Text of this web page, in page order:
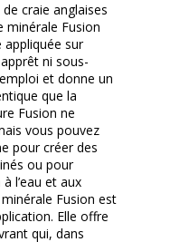
craie anglaises
minérale Fusion
sur
ni sous-
et donne un
que la
Fusion ne
vous pouvez
pour créer des
ou pour
l’eau et aux
Fusion est
Elle offre
qui, dans